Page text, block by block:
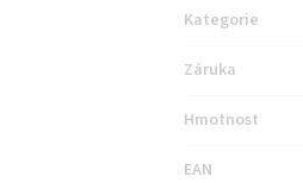
Kategorie
Záruka
Hmotnost
EAN